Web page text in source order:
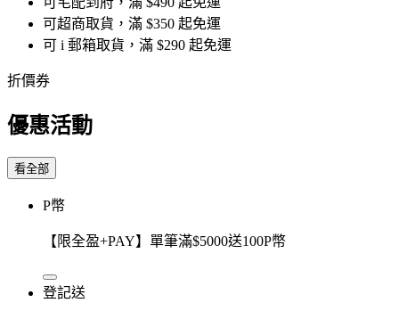
可超商取貨，滿 $350 起免運
可 i 郵箱取貨，滿 $290 起免運
折價券
優惠活動
看全部
P幣
【限全盈+PAY】單筆滿$5000送100P幣
登記送